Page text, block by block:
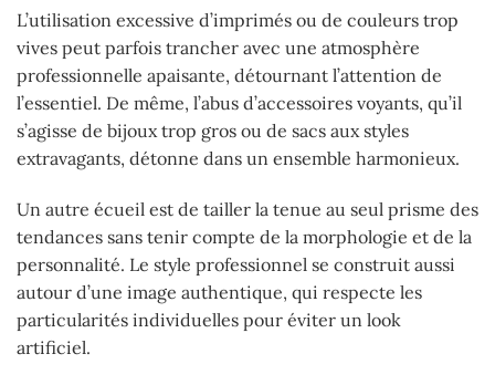
L’utilisation excessive d’imprimés ou de couleurs trop
vives peut parfois trancher avec une atmosphère
professionnelle apaisante, détournant l’attention de
l’essentiel. De même, l’abus d’accessoires voyants, qu’il
s’agisse de bijoux trop gros ou de sacs aux styles
extravagants, détonne dans un ensemble harmonieux.
Un autre écueil est de tailler la tenue au seul prisme des
tendances sans tenir compte de la morphologie et de la
personnalité. Le style professionnel se construit aussi
autour d’une image authentique, qui respecte les
particularités individuelles pour éviter un look
artificiel.